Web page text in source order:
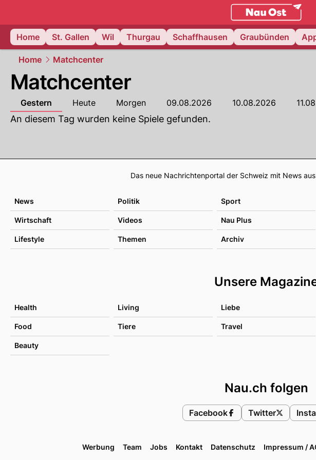
ostschweiz.NAU.ch
Home
St. Gallen Wil Thurgau Schaffhausen Graubünden
Home Matchcenter
Matchcenter
Gestern Heute Morgen 09.08.2026 10.08.2026
An diesem Tag wurden keine Spiele gefunden.
Footer
Das neue Nachrichtenportal der Schweiz mit News
News Politik Sport
Wirtschaft Videos Nau Plus
Lifestyle Themen Archiv
Unsere
Health Living Liebe
Food Tiere Travel
Beauty
Nau.ch folgen
Facebook Twitter
Werbung Team Jobs Kontakt Datenschutz Impressum /